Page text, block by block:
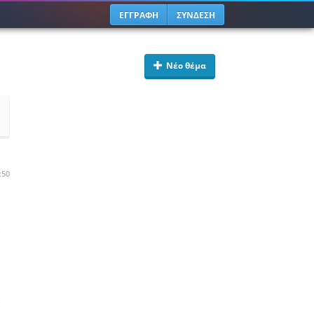
ΕΓΓΡΑΦΗ ΣΥΝΔΕΣΗ
Νέο θέμα